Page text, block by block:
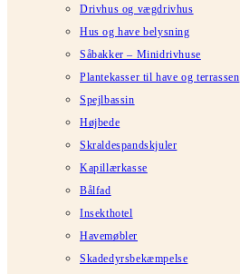
Drivhus og vægdrivhus
Hus og have belysning
Såbakker – Minidrivhuse
Plantekasser til have og terrassen
Spejlbassin
Højbede
Skraldespandskjuler
Kapillærkasse
Bålfad
Insekthotel
Havemøbler
Skadedyrsbekæmpelse